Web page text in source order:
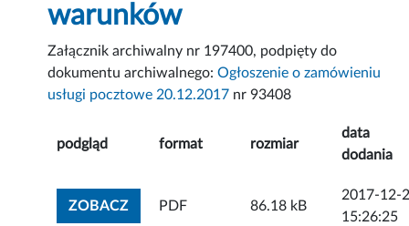
warunków
Załącznik archiwalny nr 197400, podpięty do
dokumentu archiwalnego:Ogłoszenie o zamówieniu
usługi pocztowe 20.12.2017 nr 93408
podgląd format rozmiar
data
dodania
ZOBACZZOBACZ ZAŁĄCZNIK
PDF 86.18 kB
2017-12-
15:26:25